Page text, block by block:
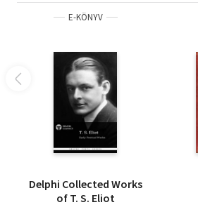
E-KÖNYV
Delphi Collected Works
of T. S. Eliot